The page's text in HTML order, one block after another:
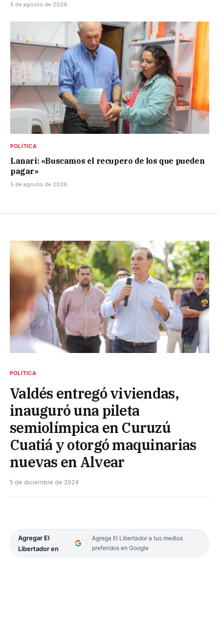
5 de agosto de 2026
POLÍTICA
Lanari: «Buscamos el recupero de los que pueden
pagar»
5 de agosto de 2026
POLÍTICA
Valdés entregó viviendas,
inauguró una pileta
semiolímpica en Curuzú
Cuatiá y otorgó maquinarias
nuevas en Alvear
5 de diciembre de 2024
Agregar El
Libertador en
Agrega El Libertador a tus medios
preferidos en Google